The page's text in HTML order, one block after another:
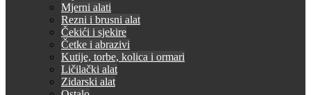
Mjerni alati
Rezni i brusni alat
Čekići i sjekire
Četke i abrazivi
Kutije, torbe, kolica i ormari
Ličilački alat
Zidarski alat